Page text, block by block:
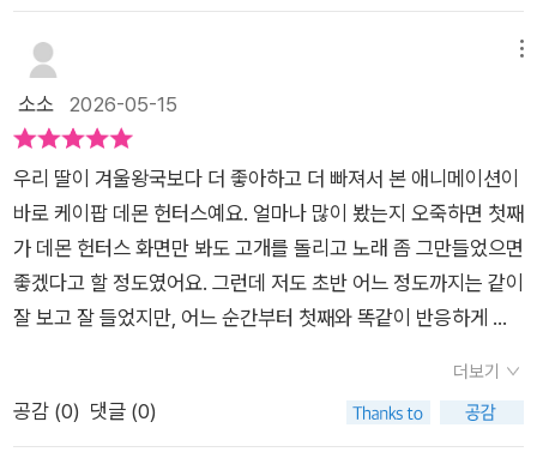
그대로​책을 처음 펼쳤을 때 가장 먼저 느껴졌던 건 색감의 힘이었
어요.​화려한 무대 조명, 캐릭터들의 표정, 반짝이는 의상까지 애
니메이션에서 느꼈던 에너지가 그대로 살아 있더라고요.큰 판형
때마다 공연을 보는 듯한 느낌으로 몰입했어요.​특히 헌트릭스 멤
버들이 무대 위에서는 반짝이는 케이팝 스타지만, 밤에는 악귀를
막는 헌터로 변신한다는 설정은 다시 봐도 정말 매력적이었어요.​
아이들은 화려한 액션과 캐릭터에 빠지고, 어른들은 그 안에 담긴
메시지를 자연스럽게 느끼게 되는 작품 같아요 😊​​🐯 한국적인
요소가 자연스럽게 녹아 있어서 더 반가웠어요​이번 그림책을 보
면서 더 인상 깊었던 건 한국적인 감성이 정말 자연스럽게 담겨
소소 2026-05-15
우리 딸이 겨울왕국보다 더 좋아하고 더 빠져서 본 애니메이션이
바로 케이팝 데몬 헌터스예요. 얼마나 많이 봤는지 오죽하면 첫째
가 데몬 헌터스 화면만 봐도 고개를 돌리고 노래 좀 그만들었으면
좋겠다고 할 정도였어요. 그런데 저도 초반 어느 정도까지는 같이
잘 보고 잘 들었지만, 어느 순간부터 첫째와 똑같이 반응하게 되
책이 출간되었다는 소식을 보고 그냥 넘어갈 수 없어요. 100%
우리 딸이 좋아할 책이었으니까요.저는 애니메이션 그림책이라
더보기
공감 (0) 댓글 (0)